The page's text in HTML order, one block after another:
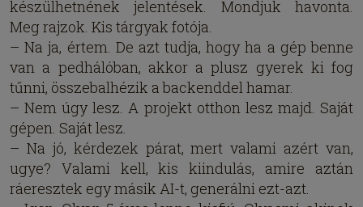
készülhetnének jelentések. Mondjuk havonta.
Meg rajzok. Kis tárgyak fotója.
– Na ja, értem. De azt tudja, hogy ha a gép benne
van a pedhálóban, akkor a plusz gyerek ki fog
tűnni, összebalhézik a backenddel hamar.
– Nem úgy lesz. A projekt otthon lesz majd. Saját
gépen. Saját lesz.
– Na jó, kérdezek párat, mert valami azért van,
ugye? Valami kell, kis kiindulás, amire aztán
ráeresztek egy másik AI-t, generálni ezt-azt.